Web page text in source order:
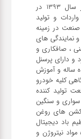
شرکت تجهیزات تعمیرگاهی آریا صنعت از سال ۱۳۹۳ در
و تولید
صنعت در زمینه
نمایندگی های
، صافکاری و
و دارای پرسنل
و آموزش
کلیه خودرو
تولید کننده
سواری و ‌سنگین
های روغن
باد دیجیتال
نیتروژن و